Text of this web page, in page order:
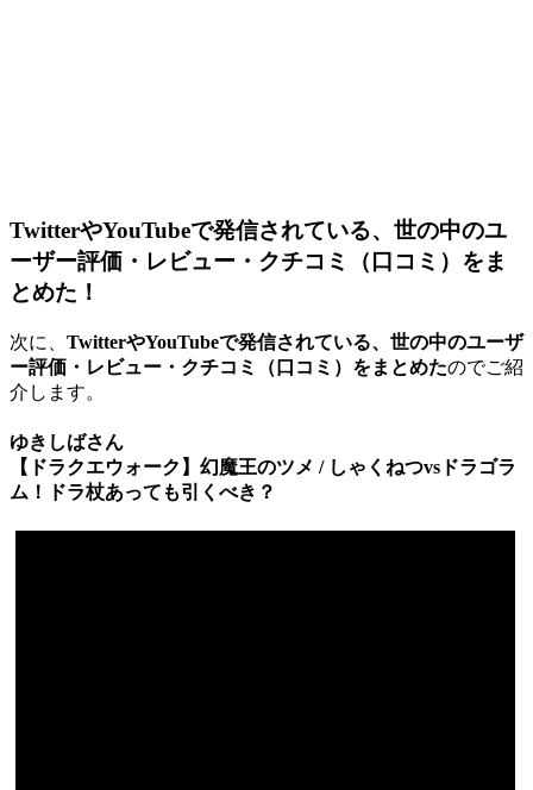
TwitterやYouTubeで発信されている、世の中のユ
ーザー評価・レビュー・クチコミ（口コミ）をま
とめた！
次に、 TwitterやYouTubeで発信されている、世の中のユーザ
ー評価・レビュー・クチコミ（口コミ）をまとめたのでご紹
介します。
ゆきしばさん
【ドラクエウォーク】幻魔王のツメ / しゃくねつvsドラゴラ
ム！ドラ杖あっても引くべき？